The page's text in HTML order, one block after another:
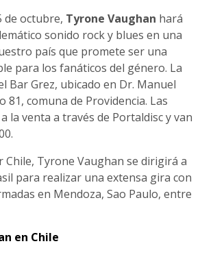
de octubre, Tyrone Vaughan hará
sonido rock y blues en una
país que promete ser una
para los fanáticos del género. La
Bar Grez, ubicado en Dr. Manuel
81, comuna de Providencia. Las
la venta a través de Portaldisc y van
Chile, Tyrone Vaughan se dirigirá a
para realizar una extensa gira con
en Mendoza, Sao Paulo, entre
en Chile